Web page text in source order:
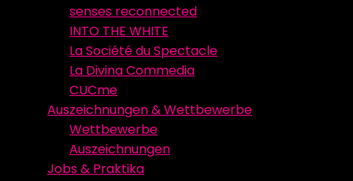
senses reconnected
INTO THE WHITE
La Société du Spectacle
La Divina Commedia
CUCme
Auszeichnungen & Wettbewerbe
Wettbewerbe
Auszeichnungen
Jobs & Praktika